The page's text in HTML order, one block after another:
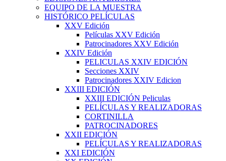
EQUIPO DE LA MUESTRA
HISTÓRICO PELÍCULAS
XXV Edición
Películas XXV Edición
Patrocinadores XXV Edición
XXIV Edición
PELICULAS XXIV EDICIÓN
Secciones XXIV
Patrocinadores XXIV Edicion
XXIII EDICIÓN
XXIII EDICIÓN Peliculas
PELÍCULAS Y REALIZADORAS
CORTINILLA
PATROCINADORES
XXII EDICIÓN
PELÍCULAS Y REALIZADORAS
XXI EDICIÓN